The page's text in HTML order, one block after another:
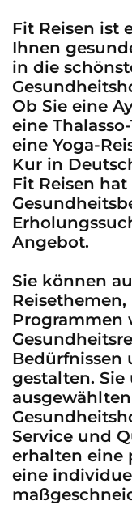
Fit Reisen ist
Ihnen
in die
Ob Sie eine
eine
eine Yoga-
Kur in
Fit Reisen
Angebot.
Sie können
Programmen
Bedürfnissen
gestalten.
Service und
erhalten eine
eine